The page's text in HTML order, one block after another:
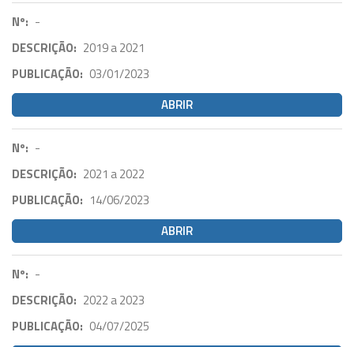
Nº: -
DESCRIÇÃO: 2019 a 2021
PUBLICAÇÃO: 03/01/2023
ABRIR
Nº: -
DESCRIÇÃO: 2021 a 2022
PUBLICAÇÃO: 14/06/2023
ABRIR
Nº: -
DESCRIÇÃO: 2022 a 2023
PUBLICAÇÃO: 04/07/2025